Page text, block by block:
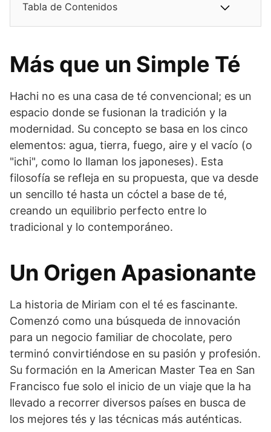
Tabla de Contenidos
Más que un Simple Té
Hachi no es una casa de té convencional; es un
espacio donde se fusionan la tradición y la
modernidad. Su concepto se basa en los cinco
elementos: agua, tierra, fuego, aire y el vacío (o
"ichi", como lo llaman los japoneses). Esta
filosofía se refleja en su propuesta, que va desde
un sencillo té hasta un cóctel a base de té,
creando un equilibrio perfecto entre lo
tradicional y lo contemporáneo.
Un Origen Apasionante
La historia de Miriam con el té es fascinante.
Comenzó como una búsqueda de innovación
para un negocio familiar de chocolate, pero
terminó convirtiéndose en su pasión y profesión.
Su formación en la American Master Tea en San
Francisco fue solo el inicio de un viaje que la ha
llevado a recorrer diversos países en busca de
los mejores tés y las técnicas más auténticas.